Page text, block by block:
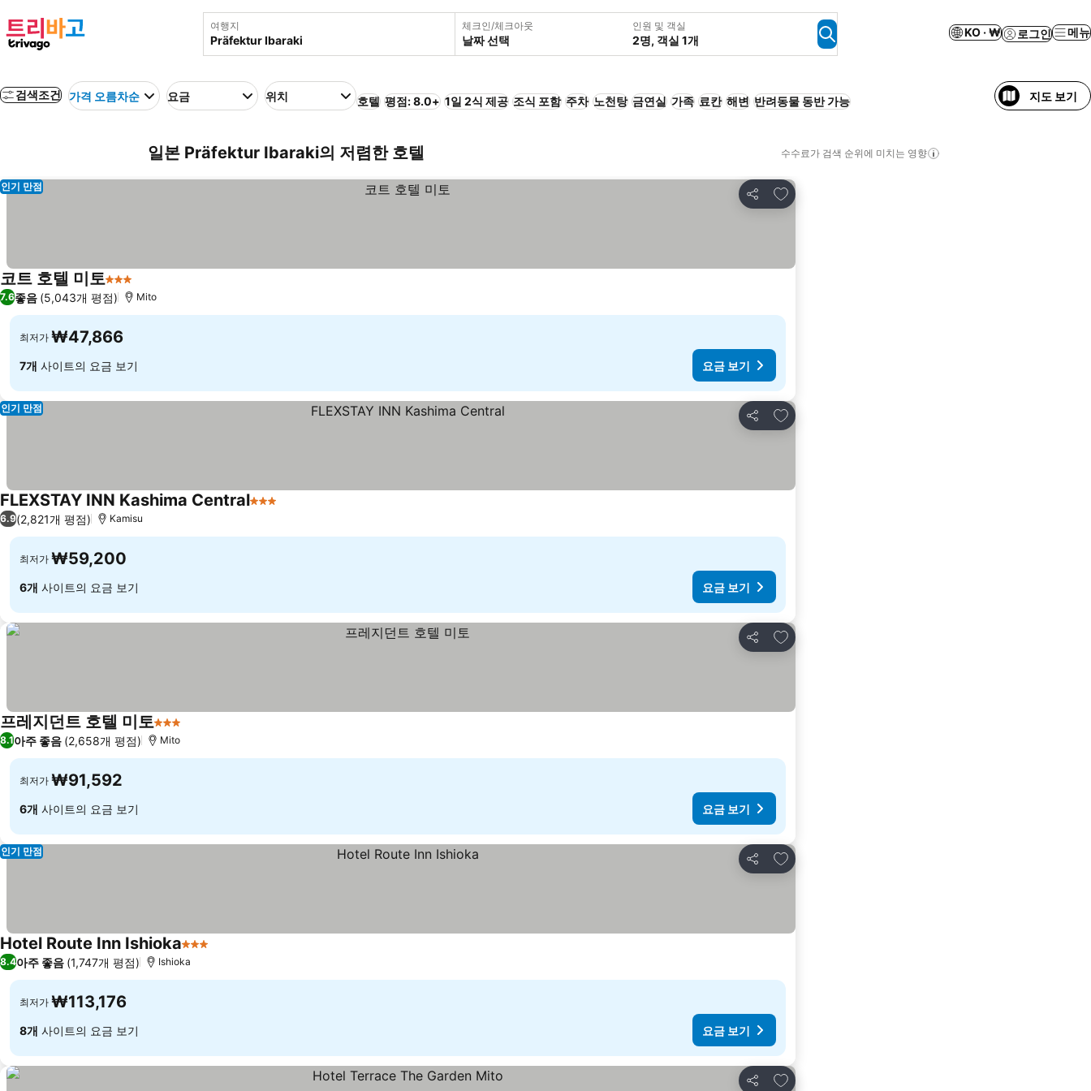
여행지 체크인/체크아웃
날짜 선택
인원 및 객실
2명, 객실 1개
KO · ₩ 로그인 메뉴
검색조건 가격 오름차순 요금 위치 호텔 평점: 8.0+ 1일 2식 제공 조식 포함 주차 노천탕 금연실 가족 료칸 해변 반려동물 동반 가능 지도 보기
일본 Präfektur Ibaraki의 저렴한 호텔 수수료가 검색 순위에 미치는 영향
공유
즐겨찾기에 추가
인기 만점
코트 호텔 미토3 성급
7.6좋음 (5,043개 평점) Mito
최저가 ₩47,866
7개 사이트의 요금 보기 요금 보기
공유
즐겨찾기에 추가
인기 만점
FLEXSTAY INN Kashima Central3 성급
6.9(2,821개 평점) Kamisu
최저가 ₩59,200
6개 사이트의 요금 보기 요금 보기
공유
즐겨찾기에 추가
프레지던트 호텔 미토3 성급
8.1아주 좋음 (2,658개 평점) Mito
최저가 ₩91,592
6개 사이트의 요금 보기 요금 보기
공유
즐겨찾기에 추가
인기 만점
Hotel Route Inn Ishioka3 성급
8.4아주 좋음 (1,747개 평점) Ishioka
최저가 ₩113,176
8개 사이트의 요금 보기 요금 보기
공유
즐겨찾기에 추가